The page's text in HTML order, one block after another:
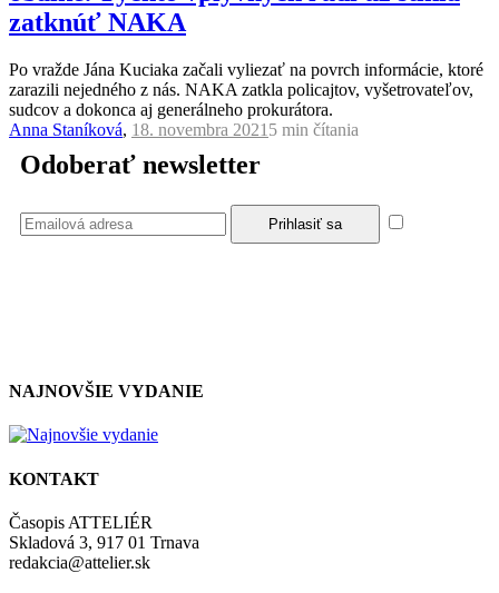
zatknúť NAKA
Po vražde Jána Kuciaka začali vyliezať na povrch informácie, ktoré
zarazili nejedného z nás. NAKA zatkla policajtov, vyšetrovateľov,
sudcov a dokonca aj generálneho prokurátora.
Anna Staníková, 18. novembra 2021 5 min čítania
Odoberať newsletter
NAJNOVŠIE VYDANIE
KONTAKT
Časopis ATTELIÉR
Skladová 3, 917 01 Trnava
redakcia@attelier.sk